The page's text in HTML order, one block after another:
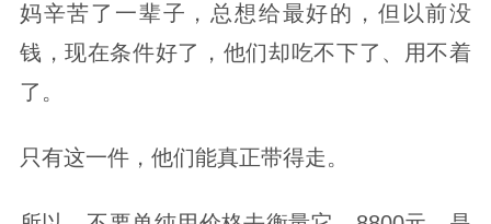
妈辛苦了一辈子，总想给最好的，但以前没
钱，现在条件好了，他们却吃不下了、用不着
了。
只有这一件，他们能真正带得走。